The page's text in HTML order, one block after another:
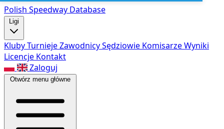
Polish Speedway Database
Ligi
KlubyTurniejeZawodnicySędziowie KomisarzeWyniki
Licencje Kontakt
Zaloguj
Otwórz menu główne